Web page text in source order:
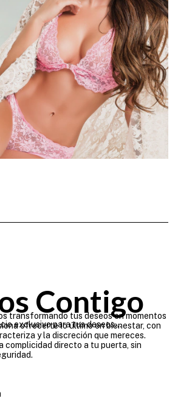
Contigo
exclusivo para tus deseos...
transformando tus deseos en momentos
ofrecerte lo último en bienestar, con
y la discreción que mereces.
complicidad directo a tu puerta, sin